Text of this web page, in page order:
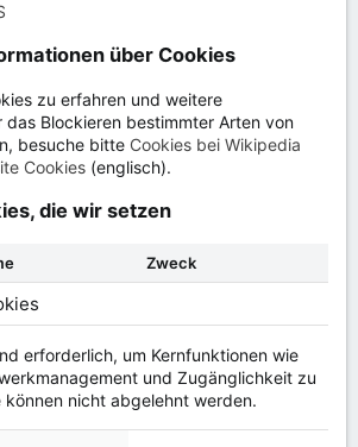
über Cookies
zu erfahren und weitere
das Blockieren bestimmter Arten von
besuche bitte Cookies bei Wikipedia
Cookies (englisch).
die wir setzen
Zweck
erforderlich, um Kernfunktionen wie
und Zugänglichkeit zu
können nicht abgelehnt werden.